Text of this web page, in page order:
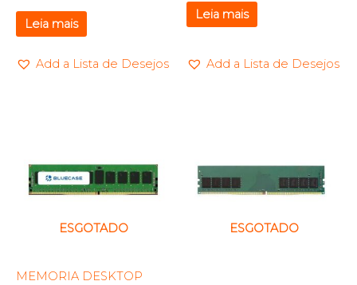
Leia mais
Add a Lista de Desejos
Leia mais
Add a Lista de Desejos
ESGOTADO
MEMORIA DESKTOP
ESGOTADO